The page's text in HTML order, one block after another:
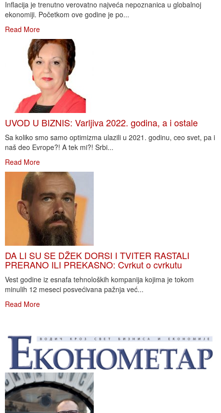
Inflacija je trenutno verovatno najveća nepoznanica u globalnoj
ekonomiji. Početkom ove godine je po...
Read More
UVOD U BIZNIS: Varljiva 2022. godina, a i ostale
Sa koliko smo samo optimizma ulazili u 2021. godinu, ceo svet, pa i
naš deo Evrope?! A tek mi?! Srbi...
Read More
DA LI SU SE DŽEK DORSI I TVITER RASTALI
PRERANO ILI PREKASNO: Cvrkut o cvrkutu
Vest godine iz esnafa tehnoloških kompanija kojima je tokom
minulih 12 meseci posvećivana pažnja već...
Read More